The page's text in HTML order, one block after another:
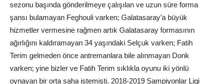
sezonu başında gönderilmeye çalışılan ve uzun süre forma
şansı bulamayan Feghouli varken; Galatasaray’a büyük
hizmetler vermesine rağmen artık Galatasaray formasının
ağırlığını kaldıramayan 34 yaşındaki Selçuk varken; Fatih
Terim gelmeden önce antremanlara bile alınmayan Donk
varken; yine bizler ve Fatih Terim sıklıkla oyunu iki yönlü
oynayan bir orta saha istemişti. 2018-2019 Şampiyonlar Ligi